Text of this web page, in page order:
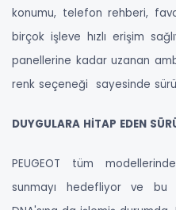
konumu, telefon rehberi,
birçok işleve hızlı erişim
panellerine kadar uzanan
renk seçeneği sayesinde
DUYGULARA HİTAP EDEN
PEUGEOT tüm
sunmayı hedefliyor ve bu